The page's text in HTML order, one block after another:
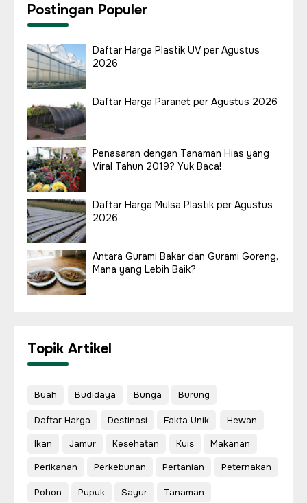
Postingan Populer
Daftar Harga Plastik UV per Agustus
2026
Daftar Harga Paranet per Agustus 2026
Penasaran dengan Tanaman Hias yang
Viral Tahun 2019? Yuk Baca!
Daftar Harga Mulsa Plastik per Agustus
2026
Antara Gurami Bakar dan Gurami Goreng,
Mana yang Lebih Baik?
Topik Artikel
Buah Budidaya Bunga Burung
Daftar Harga Destinasi Fakta Unik
Hewan
Ikan
Jamur Kesehatan Kuis
Makanan
Perikanan
Perkebunan Pertanian Peternakan
Pohon Pupuk Sayur Tanaman